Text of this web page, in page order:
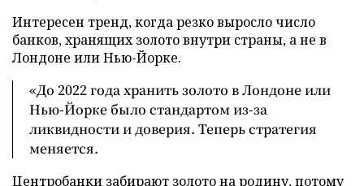
Интересен тренд, когда резко выросло число
банков, хранящих золото внутри страны, а не в
Лондоне или Нью-Йорке.
«До 2022 года хранить золото в Лондоне или
Нью-Йорке было стандартом из-за
ликвидности и доверия. Теперь стратегия
меняется.
Центробанки забирают золото на родину, потому